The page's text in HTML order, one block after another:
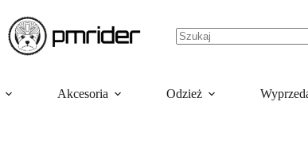
Akcesoria Odzież